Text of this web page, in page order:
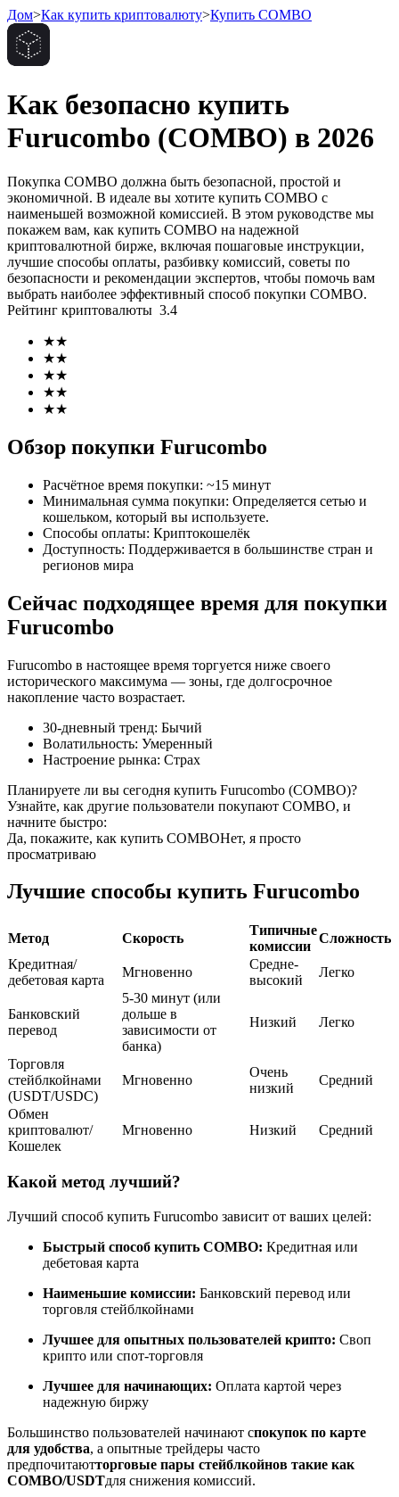
Фьючерсы
USDT-фьючерсы
Фьючерсы с использованием USDT в качестве
Фьючерсы на COIN-M
Криптовалютные фьючерсы
TradFi
Деривативы на акции, форекс, драгоценные металлы и
USDC фьючерсы
Фьючерсы с использованием USDC в качестве
Копирование торговли
Присоединяйтесь к лучшим трейдерам
Наслаждайтесь распределением прибыли и комиссиями
Дом>Как купить криптовалюту>Купить COMBO
Как безопасно купить
Furucombo (COMBO) в 2026
Покупка COMBO должна быть безопасной, простой и
экономичной. В идеале вы хотите купить COMBO с
наименьшей возможной комиссией. В этом руководстве мы
покажем вам, как купить COMBO на надежной
криптовалютной бирже, включая пошаговые инструкции,
лучшие способы оплаты, разбивку комиссий, советы по
безопасности и рекомендации экспертов, чтобы помочь вам
выбрать наиболее эффективный способ покупки COMBO.
Рейтинг криптовалюты 3.4
★★
★★
★★
★★
★★
Обзор покупки Furucombo
Расчётное время покупки: ~15 минут
Минимальная сумма покупки: Определяется сетью и
кошельком, который вы используете.
Способы оплаты: Криптокошелёк
Доступность: Поддерживается в большинстве стран и
регионов мира
Сейчас подходящее время для покупки
Furucombo
Furucombo в настоящее время торгуется ниже своего
исторического максимума — зоны, где долгосрочное
накопление часто возрастает.
30-дневный тренд: Бычий
Волатильность: Умеренный
Настроение рынка: Страх
Планируете ли вы сегодня купить Furucombo (COMBO)?
Узнайте, как другие пользователи покупают COMBO, и
начните быстро:
Да, покажите, как купить COMBOНет, я просто
просматриваю
Лучшие способы купить Furucombo
Метод Скорость
Типичные
комиссии
Сложность
Кредитная/
дебетовая карта
Мгновенно
Средне-
высокий
Легко
Банковский
перевод
5-30 минут (или
дольше в
зависимости от
банка)
Низкий Легко
Торговля
стейблкойнами
(USDT/USDC)
Мгновенно
Очень
низкий
Средний
Обмен
криптовалют/
Кошелек
Мгновенно Низкий Средний
Какой метод лучший?
Лучший способ купить Furucombo зависит от ваших целей:
Быстрый способ купить COMBO: Кредитная или
дебетовая карта
Наименьшие комиссии: Банковский перевод или
торговля стейблкойнами
Лучшее для опытных пользователей крипто: Своп
крипто или спот-торговля
Лучшее для начинающих: Оплата картой через
надежную биржу
Большинство пользователей начинают спокупок по карте
для удобства, а опытные трейдеры часто
предпочитаютторговые пары стейблкойнов такие как
COMBO/USDTдля снижения комиссий.